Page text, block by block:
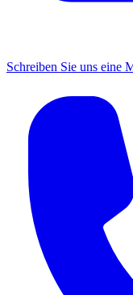
Schreiben Sie uns eine